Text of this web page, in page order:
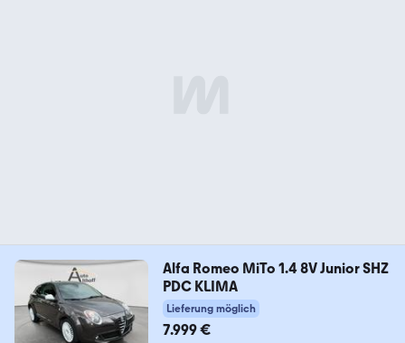
Alfa Romeo MiTo 1.4 8V Junior SHZ
PDC KLIMA
Lieferung möglich
7.999 €